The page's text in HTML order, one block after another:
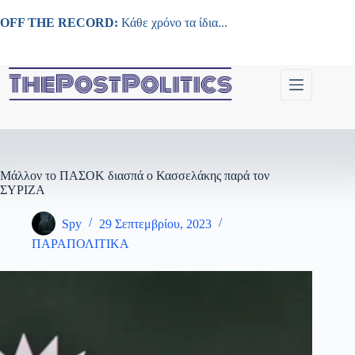
στο
OFF THE RECORD: Κάθε χρόνο τα ίδια...
Μάλλον το ΠΑΣΟΚ διασπά ο Κασσελάκης παρά τον
ΣΥΡΙΖΑ
Spy
29 Σεπτεμβρίου, 2023
ΠΑΡΑΠΟΛΙΤΙΚΑ